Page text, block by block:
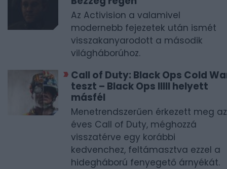
Az Activision a valamivel
modernebb fejezetek után ismét
visszakanyarodott a második
világháborúhoz.
Call of Duty: Black Ops Cold
teszt – Black Ops IIIII helyett
másfél
Menetrendszerűen érkezett meg az
éves Call of Duty, méghozzá
visszatérve egy korábbi
kedvenchez, feltámasztva ezzel a
hidegháború fenyegető árnyékát.